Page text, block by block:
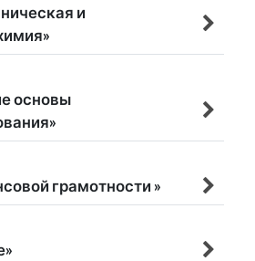
и
основы
грамотности »